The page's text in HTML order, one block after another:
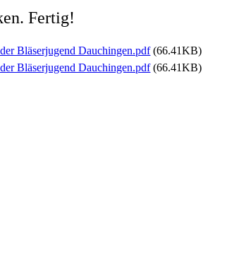
Fertig!
Bläserjugend Dauchingen.pdf(66.41KB)
Bläserjugend Dauchingen.pdf(66.41KB)